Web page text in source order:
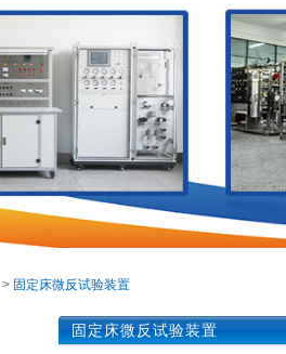
企业文化
组织架构
> 固定床微反试验装置
固定床微反试验装置